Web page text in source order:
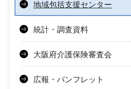
地域包括支援センター
統計・調査資料
大阪府介護保険審査会
広報・パンフレット